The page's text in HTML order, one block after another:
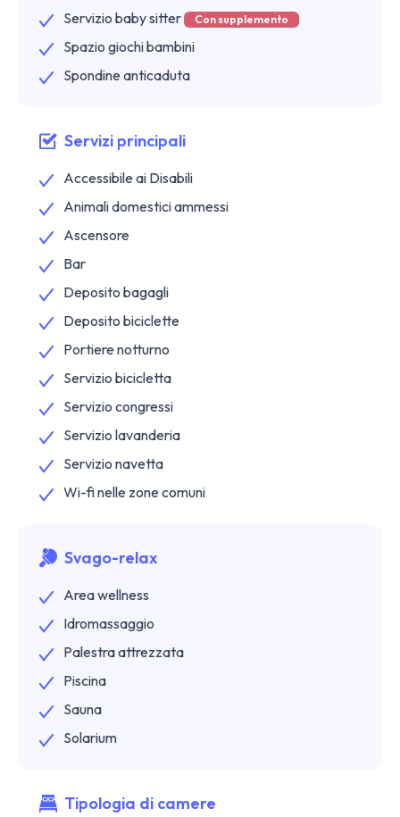
Servizio baby sitter
Con supplemento
Spazio giochi bambini
Spondine anticaduta
Servizi principali
Accessibile ai Disabili
Animali domestici ammessi
Ascensore
Bar
Deposito bagagli
Deposito biciclette
Portiere notturno
Servizio bicicletta
Servizio congressi
Servizio lavanderia
Servizio navetta
Wi-fi nelle zone comuni
Svago-relax
Area wellness
Idromassaggio
Palestra attrezzata
Piscina
Sauna
Solarium
Tipologia di camere